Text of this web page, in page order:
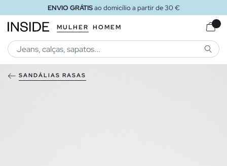
ENVIO GRÁTISao domicílio a partir de 30 €
MULHER HOMEM
SANDÁLIAS RASAS